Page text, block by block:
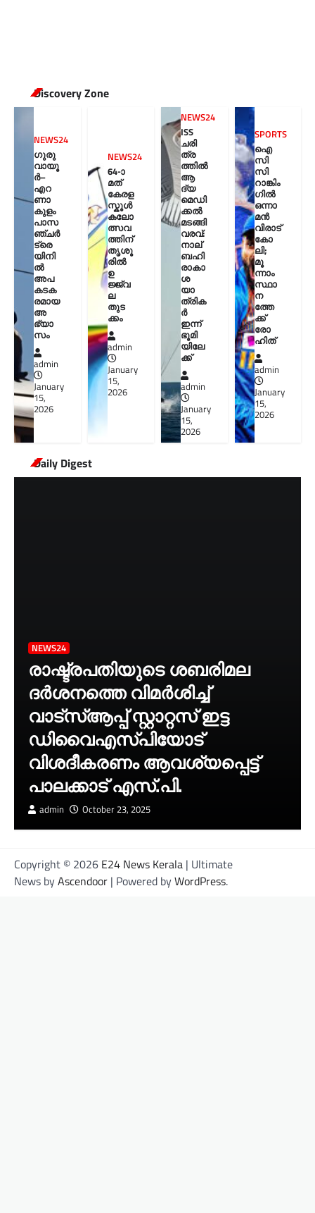
Discovery Zone
NEWS24
ഗുരു
വായൂ
ർ–
എറ
ണാ
കുളം
പാസ
ഞ്ചർ
ട്രെ
യിനി
ൽ
അപ
കടക
രമായ
അ
ഭ്യാ
സം
admin
January
15,
2026
NEWS24
64-ാ
മത്
കേരള
സ്കൂൾ
കലോ
ത്സവ
ത്തിന്
തൃശൂ
രിൽ
ഉ
ജ്ജ്വ
ല
തുട
ക്കം
admin
January
15,
2026
NEWS24
ISS
ചരി
ത്ര
ത്തിൽ
ആ
ദ്യ
മെഡി
ക്കൽ
മടങ്ങി
വരവ്:
നാല്
ബഹി
രാകാ
ശ
യാ
ത്രിക
ർ
ഇന്ന്
ഭൂമി
യിലേ
ക്ക്
admin
January
15,
2026
SPORTS
ഐ
സി
സി
റാങ്കിം
ഗിൽ
ഒന്നാ
മൻ
വിരാട്
കോ
ലി;
മൂ
ന്നാം
സ്ഥാ
ന
ത്തേ
ക്ക്
രോ
ഹിത്
admin
January
15,
2026
Daily Digest
NEWS24
രാഷ്ട്രപതിയുടെ ശബരിമല
ദർശനത്തെ വിമർശിച്ച്
വാട്‌സ്ആപ്പ് സ്റ്റാറ്റസ് ഇട്ട
ഡിവൈഎസ്‌പിയോട്
വിശദീകരണം ആവശ്യപ്പെട്ട്
പാലക്കാട് എസ്.പി.
admin October 23, 2025
Copyright © 2026 E24 News Kerala | Ultimate
News byAscendoor | Powered byWordPress.